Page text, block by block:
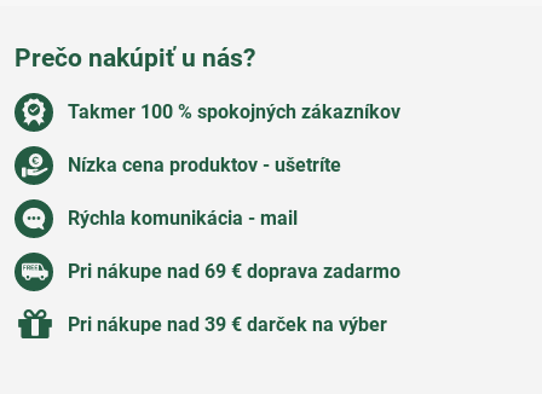
Prečo nakúpiť u nás?
Takmer 100 % spokojných zákazníkov
Nízka cena produktov - ušetríte
Rýchla komunikácia - mail
Pri nákupe nad 69 € doprava zadarmo
Pri nákupe nad 39 € darček na výber